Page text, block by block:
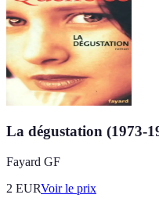
La dégustation (1973-
Fayard GF
2 EURVoir le prix